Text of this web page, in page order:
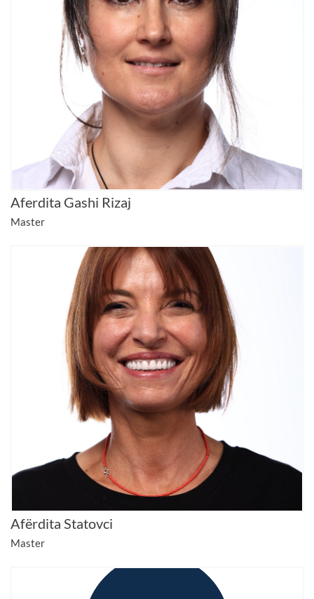
Aferdita Gashi Rizaj
Master
Afërdita Statovci
Master